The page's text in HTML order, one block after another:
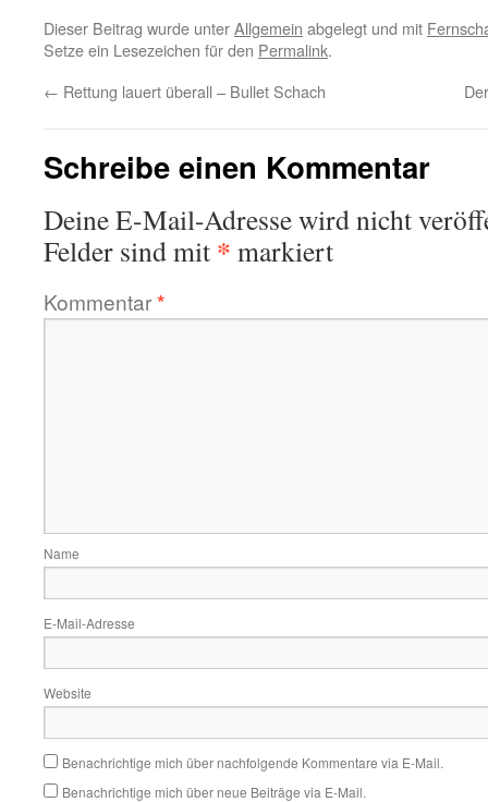
Dieser Beitrag wurde unterAllgemein abgelegt und mit
Setze ein Lesezeichen für den Permalink.
← Rettung lauert überall – Bullet Schach
Schreibe einen Kommentar
Deine E-Mail-Adresse wird nicht
Felder sind mit * markiert
Kommentar*
Name
E-Mail-Adresse
Website
Benachrichtige mich über nachfolgende Kommentare via E-Mail.
Benachrichtige mich über neue Beiträge via E-Mail.